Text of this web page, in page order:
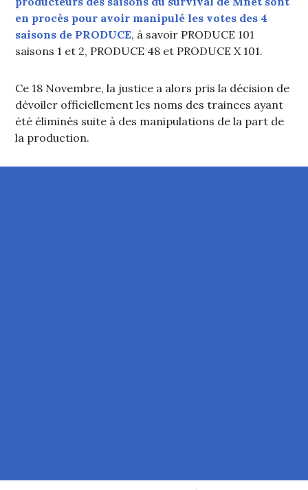
en procès pour avoir manipulé les votes des 4
saisons de PRODUCE, à savoir PRODUCE 101
saisons 1 et 2, PRODUCE 48 et PRODUCE X 101.
Ce 18 Novembre, la justice a alors pris la décision de
dévoiler officiellement les noms des trainees ayant
été éliminés suite à des manipulations de la part de
la production.